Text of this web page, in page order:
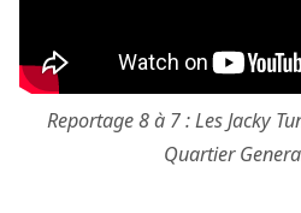
Reportage 8 à 7 : Les Jacky
Quartier